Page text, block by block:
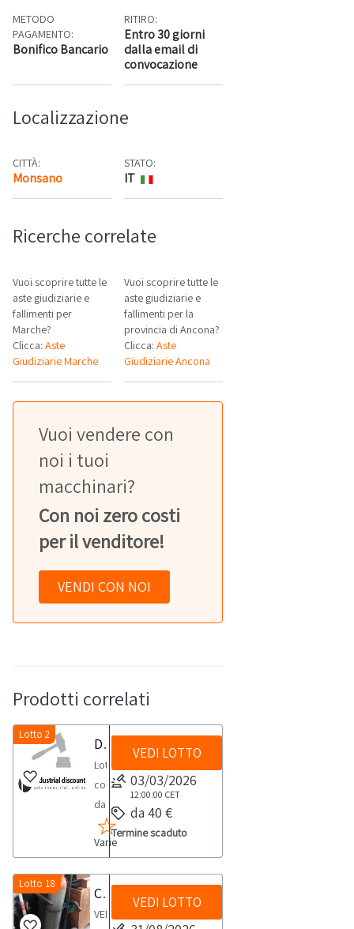
METODO
PAGAMENTO:
Bonifico Bancario
RITIRO:
Entro 30 giorni
dalla email di
convocazione
Localizzazione
CITTÀ:
Monsano Mappa
STATO:
IT
Ricerche correlate
Vuoi scoprire tutte le
aste giudiziarie e
fallimenti per
Marche?
Clicca: Aste
Giudiziarie Marche
Vuoi scoprire tutte le
aste giudiziarie e
fallimenti per la
provincia di Ancona?
Clicca:Aste
Giudiziarie Ancona
Vuoi vendere con
noi i tuoi
macchinari?
Con noi zero costi
per il venditore!
VENDI CON NOI
Prodotti correlati
Lotto 2
Dispenser e igienizzanti
Lotto
composto
da:-
Dispenser
Automat.
73-
Igienizzante
Varie
VEDI LOTTO
03/03/2026
12:00:00 CET
da 40 €
Termine scaduto
Lotto 18
Carrello con Due bombole
VENDITA
VEDI LOTTO